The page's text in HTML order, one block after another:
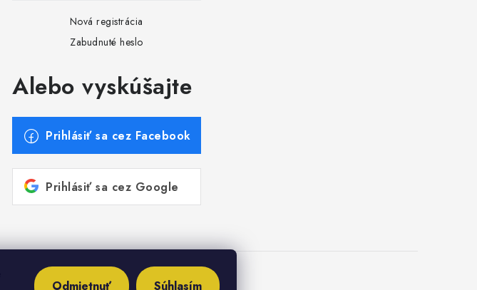
Odmietnuť Súhlasím
Nová registrácia
Zabudnuté heslo
Alebo vyskúšajte
Prihlásiť sa cez Facebook
Prihlásiť sa cez Google